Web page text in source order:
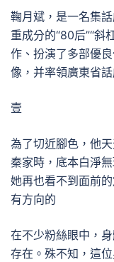
鞠月斌，是一名集
重成分的“80后”“斜
作、扮演了多部優
像，并率領廣東省
壹
為了切近腳色，他
秦家時，底本白淨
她再也看不到面前
有方向的
在不少粉絲眼中，
存在。殊不知，這